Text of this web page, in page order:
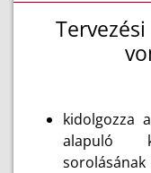
kidolgozza
alapuló